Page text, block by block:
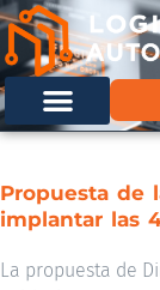
Propuesta de
implantar las
La propuesta de